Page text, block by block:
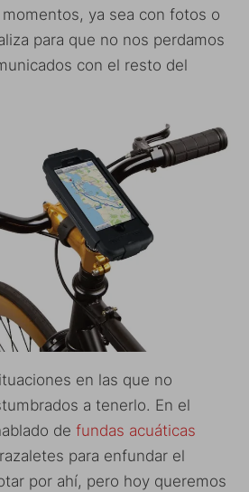
ya sea con fotos o
para que no nos perdamos
con el resto del
en las que no
a tenerlo. En el
de fundas acuáticas
para enfundar el
por ahí, pero hoy queremos